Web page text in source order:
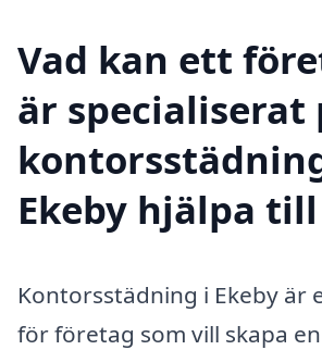
Vad kan ett
är specialiserat
Ekeby hjälpa
Kontorsstädning i Ekeby är
för företag som vill skapa